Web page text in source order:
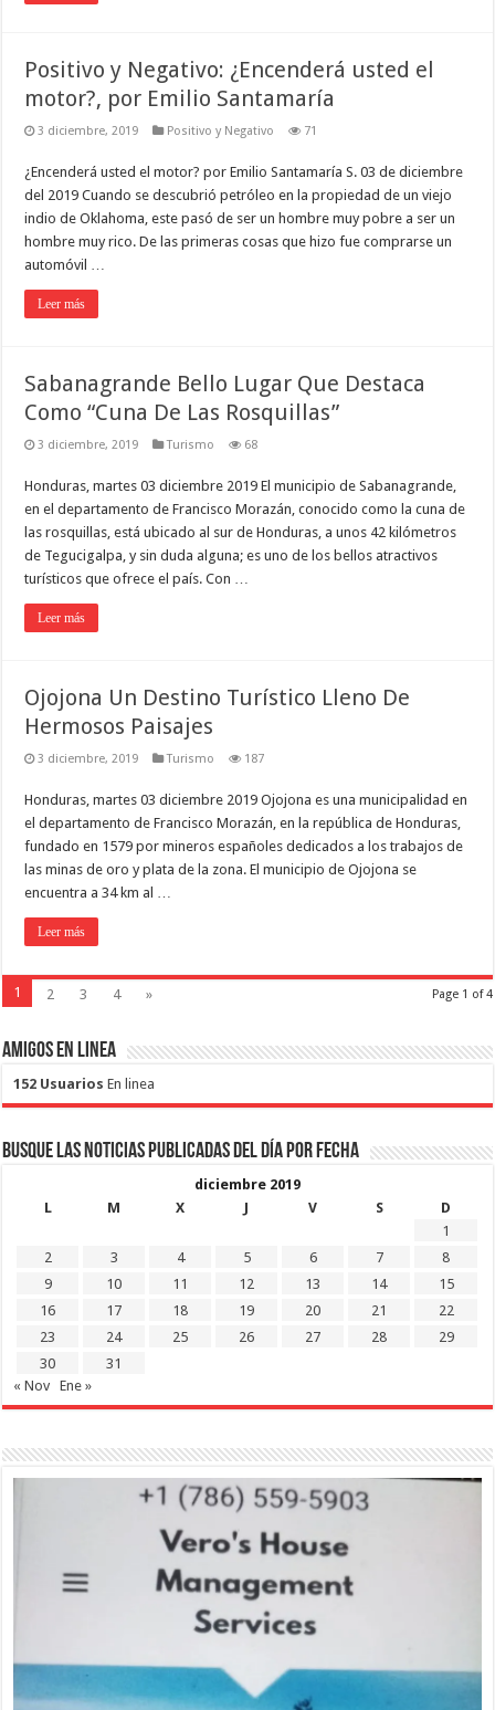
Positivo y Negativo: ¿Encenderá usted el
motor?, por Emilio Santamaría
3 diciembre, 2019 Positivo y Negativo 71
¿Encenderá usted el motor? por Emilio Santamaría S. 03 de diciembre
del 2019 Cuando se descubrió petróleo en la propiedad de un viejo
indio de Oklahoma, este pasó de ser un hombre muy pobre a ser un
hombre muy rico. De las primeras cosas que hizo fue comprarse un
automóvil …
Leer más
Sabanagrande Bello Lugar Que Destaca
Como “Cuna De Las Rosquillas”
3 diciembre, 2019 Turismo 68
Honduras, martes 03 diciembre 2019 El municipio de Sabanagrande,
en el departamento de Francisco Morazán, conocido como la cuna de
las rosquillas, está ubicado al sur de Honduras, a unos 42 kilómetros
de Tegucigalpa, y sin duda alguna; es uno de los bellos atractivos
turísticos que ofrece el país. Con …
Leer más
Ojojona Un Destino Turístico Lleno De
Hermosos Paisajes
3 diciembre, 2019 Turismo 187
Honduras, martes 03 diciembre 2019 Ojojona es una municipalidad en
el departamento de Francisco Morazán, en la república de Honduras,
fundado en 1579 por mineros españoles dedicados a los trabajos de
las minas de oro y plata de la zona. El municipio de Ojojona se
encuentra a 34 km al …
Leer más
Page 1 of 4
1 2 3 4 »
Amigos en Linea
152 Usuarios En linea
Busque las noticias publicadas del día por fecha
diciembre 2019
L
M X J V S
D
1
2
3 4 5 6 7
8
9
10 11 12 13 14
15
16
17 18 19 20 21
22
23
24 25 26 27 28
29
30
31
« Nov
Ene »